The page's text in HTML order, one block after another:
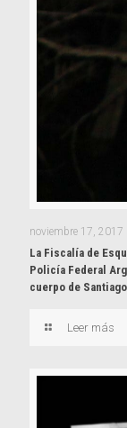
noviembre 17, 2017
La Fiscalía de
Policía Federal
cuerpo de
Leer más